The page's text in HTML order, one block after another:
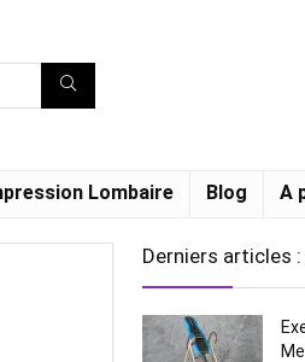
Lombaire Blog A
Derniers articles :